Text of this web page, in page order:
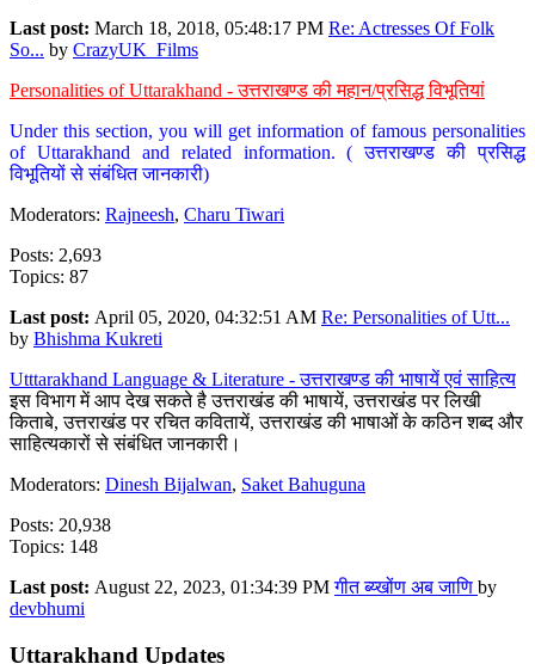
Last post: March 18, 2018, 05:48:17 PM Re: Actresses Of Folk
So... by CrazyUK_Films
Personalities of Uttarakhand - उत्तराखण्ड की महान/प्रसिद्ध विभूतियां
Under this section, you will get information of famous personalities
of Uttarakhand and related information. ( उत्तराखण्ड की प्रसिद्ध
विभूतियों से संबंधित जानकारी)
Moderators: Rajneesh, Charu Tiwari
Posts: 2,693
Topics: 87
Last post: April 05, 2020, 04:32:51 AM Re: Personalities of Utt...
by Bhishma Kukreti
Utttarakhand Language & Literature - उत्तराखण्ड की भाषायें एवं साहित्य
इस विभाग में आप देख सकते है उत्तराखंड की भाषायें, उत्तराखंड पर लिखी
किताबे, उत्तराखंड पर रचित कवितायें, उत्तराखंड की भाषाओं के कठिन शब्द और
साहित्यकारों से संबंधित जानकारी।
Moderators: Dinesh Bijalwan, Saket Bahuguna
Posts: 20,938
Topics: 148
Last post: August 22, 2023, 01:34:39 PMगीत ब्य्खोंण अब जाणि by
devbhumi
Uttarakhand Updates